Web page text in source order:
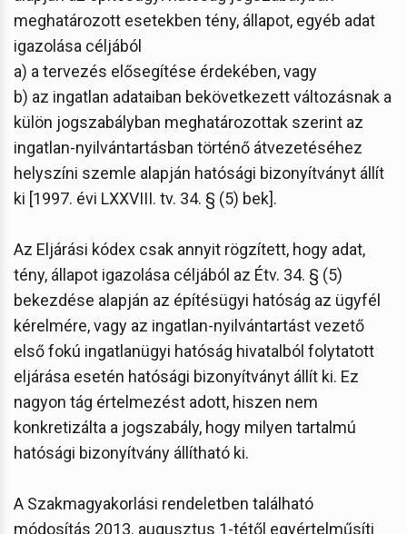
meghatározott esetekben tény, állapot, egyéb adat
igazolása céljából
a) a tervezés elősegítése érdekében, vagy
b) az ingatlan adataiban bekövetkezett változásnak a
külön jogszabályban meghatározottak szerint az
ingatlan-nyilvántartásban történő átvezetéséhez
helyszíni szemle alapján hatósági bizonyítványt állít
ki [1997. évi LXXVIII. tv. 34. § (5) bek].
Az Eljárási kódex csak annyit rögzített, hogy adat,
tény, állapot igazolása céljából az Étv. 34. § (5)
bekezdése alapján az építésügyi hatóság az ügyfél
kérelmére, vagy az ingatlan-nyilvántartást vezető
első fokú ingatlanügyi hatóság hivatalból folytatott
eljárása esetén hatósági bizonyítványt állít ki. Ez
nagyon tág értelmezést adott, hiszen nem
konkretizálta a jogszabály, hogy milyen tartalmú
hatósági bizonyítvány állítható ki.
A Szakmagyakorlási rendeletben található
módosítás 2013. augusztus 1-tétől egyértelműsíti